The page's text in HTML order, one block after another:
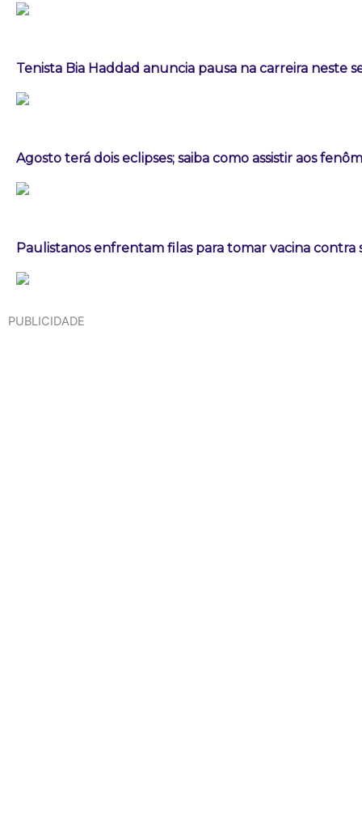
Tenista Bia Haddad anuncia pausa na carreira neste
Agosto terá dois eclipses; saiba como assistir aos
Paulistanos enfrentam filas para tomar vacina contra
PUBLICIDADE